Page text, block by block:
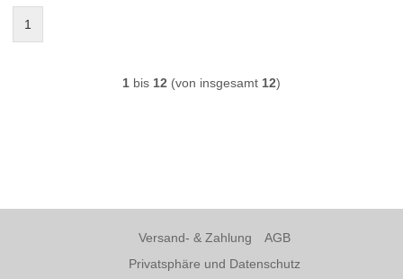
1
1 bis 12 (von insgesamt 12)
Versand- & Zahlung
AGB
Privatsphäre und Datenschutz